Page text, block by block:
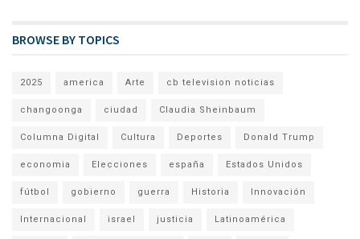
BROWSE BY TOPICS
2025 america Arte cb television noticias
changoonga ciudad Claudia Sheinbaum
Columna Digital Cultura Deportes Donald Trump
economia Elecciones españa Estados Unidos
fútbol gobierno guerra Historia Innovación
Internacional israel justicia Latinoamérica